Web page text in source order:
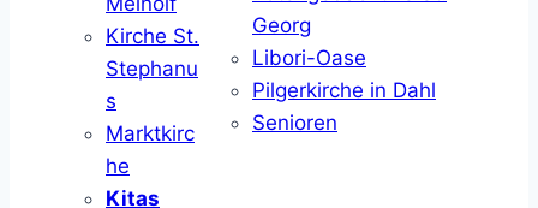
Kirche St.
Stephanu
s
Marktkirc
he
Kitas
Georg
Libori-Oase
Pilgerkirche in Dahl
Senioren